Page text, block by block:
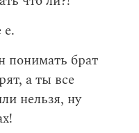
брат
а ты все
нельзя, ну